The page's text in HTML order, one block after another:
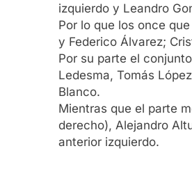
izquierdo y Leandro
Por lo que los once
y Federico Álvarez;
Por su parte el
Ledesma, Tomás
Blanco.
Mientras que el parte
derecho), Alejandro
anterior izquierdo.